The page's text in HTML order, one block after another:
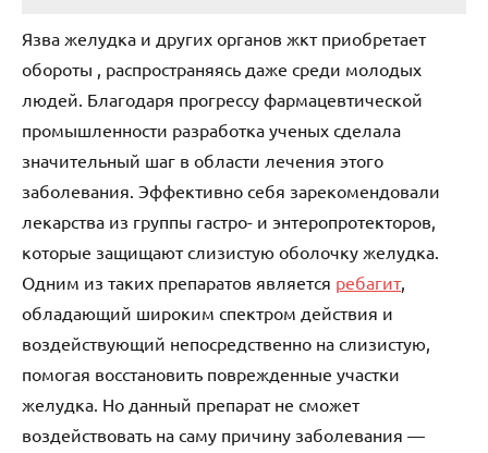
Язва желудка и других органов жкт приобретает
обороты , распространяясь даже среди молодых
людей. Благодаря прогрессу фармацевтической
промышленности разработка ученых сделала
значительный шаг в области лечения этого
заболевания. Эффективно себя зарекомендовали
лекарства из группы гастро- и энтеропротекторов,
которые защищают слизистую оболочку желудка.
Одним из таких препаратов является ребагит,
обладающий широким спектром действия и
воздействующий непосредственно на слизистую,
помогая восстановить поврежденные участки
желудка. Но данный препарат не сможет
воздействовать на саму причину заболевания —